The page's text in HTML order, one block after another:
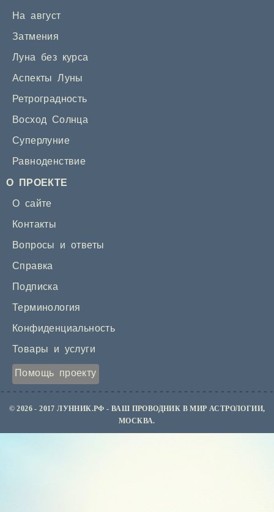
На август
Затмения
Луна без курса
Аспекты Луны
Ретроградность
Восход Солнца
Суперлуние
Равноденствие
О ПРОЕКТЕ
О сайте
Контакты
Вопросы и ответы
Справка
Подписка
Терминология
Конфиденциальность
Товары и услуги
Помощь проекту
© 2026 - 2017 ЛУННИК.РФ - ВАШ ПРОВОДНИК В МИР АСТРОЛОГИИ,
МОСКВА.